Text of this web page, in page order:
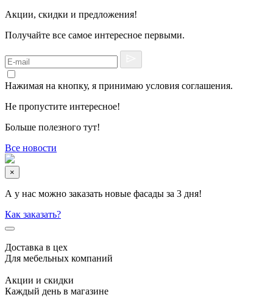
Акции, скидки и предложения!
Получайте все самое интересное первыми.
Нажимая на кнопку, я принимаю условия соглашения.
Не пропустите интересное!
Больше полезного тут!
Все новости
×
А у нас можно заказать новые фасады за 3 дня!
Как заказать?
Доставка в цех
Для мебельных компаний
Акции и скидки
Каждый день в магазине